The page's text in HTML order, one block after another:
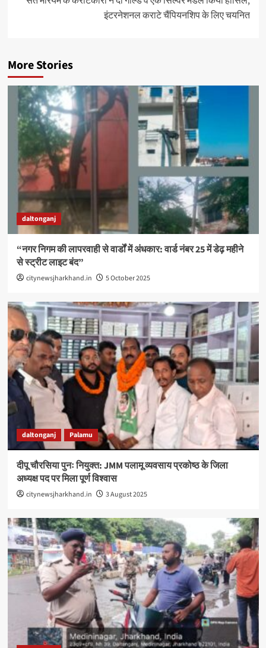
इंटरनेशनल कराटे चैंपियनशिप के लिए चयनित
More Stories
daltonganj
“नगर निगम की लापरवाही से वार्डों में अंधकार: वार्ड नंबर 25 में डेढ़ महीने
से स्ट्रीट लाइट बंद”
citynewsjharkhand.in 5 October 2025
daltonganj Palamu
दीपू चौरसिया पुनः नियुक्त: JMM पलामू व्यवसाय प्रकोष्ठ के जिला
अध्यक्ष पद पर मिला पूर्ण विश्वास
citynewsjharkhand.in 3 August 2025